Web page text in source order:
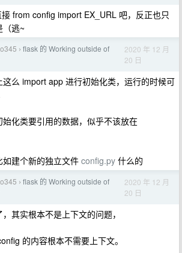
from config import EX_URL 吧，反正也只
（逃~
› flask 的 Working outside of
2020 年 12 月
20 日
么 import app 进行初始化类，运行的时候可
化类要引用的数据，似乎不该放在
建个新的独立文件 config.py 什么的
› flask 的 Working outside of
2020 年 12 月
20 日
其实根本不是上下文的问题，
的内容根本不需要上下文。